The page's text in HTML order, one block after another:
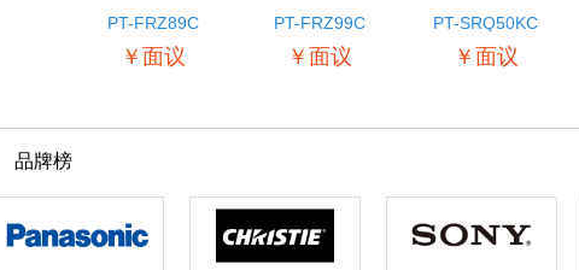
PT-FRZ89C
￥面议
PT-FRZ99C
￥面议
PT-SRQ50KC
￥面议
品牌榜